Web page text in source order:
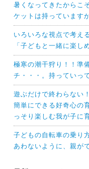
暑くなってきたからこ
ケットは持っています
いろいろな視点で考え
「子どもと一緒に楽し
極寒の潮干狩り！！準
チ・・・。持っていっ
遊ぶだけで終わらない
簡単にできる好奇心の
っそり楽しむ我が子に
子どもの自転車の乗り
あわないように、親が